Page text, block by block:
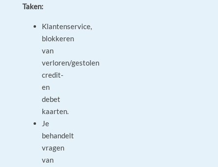
Taken:
Klantenservice,
blokkeren
van
verloren/gestolen
credit-
en
debet
kaarten.
Je
behandelt
vragen
van